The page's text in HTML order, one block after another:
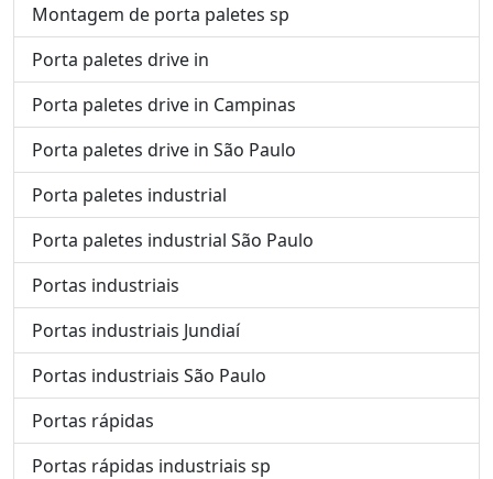
Montagem de porta paletes sp
Porta paletes drive in
Porta paletes drive in Campinas
Porta paletes drive in São Paulo
Porta paletes industrial
Porta paletes industrial São Paulo
Portas industriais
Portas industriais Jundiaí
Portas industriais São Paulo
Portas rápidas
Portas rápidas industriais sp